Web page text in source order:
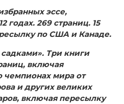
эссе,
годах. 269 страниц. 15
по США и Канаде.
Три книги
включая
мира от
и других великих
включая пересылку